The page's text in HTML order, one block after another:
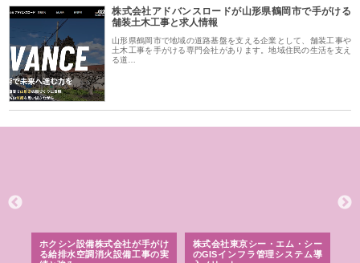
株式会社アドバンスロードが山形県鶴岡市で手がける
舗装土木工事と求人情報
山形県鶴岡市で地域の道路基盤を支える企業として、舗装工事や
土木工事を手がける専門会社があります。地域住民の生活を支え
る道…
ホクシン設備株式会社が手がけ
る給排水空調消火設備工事の実
株式会社東京シー・エム・シー
のGISインフラ管理システム導